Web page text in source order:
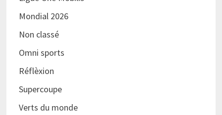
Mondial 2026
Non classé
Omni sports
Réflèxion
Supercoupe
Verts du monde